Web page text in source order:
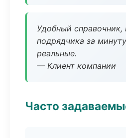
Удобный справочник,
подрядчика за
реальные.
— Клиент компании
Часто